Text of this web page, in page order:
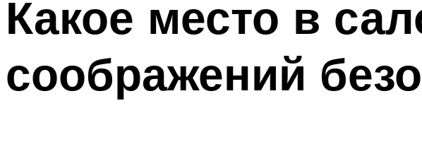
Какое место в
соображений